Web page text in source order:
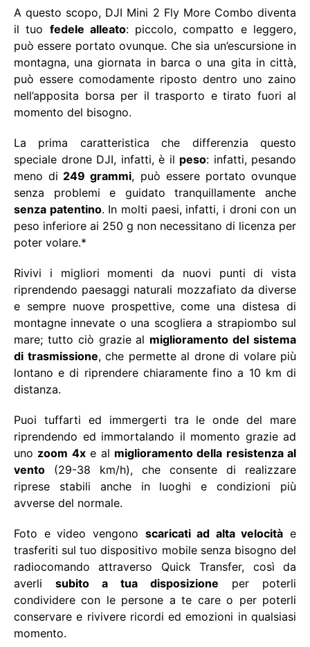
A questo scopo, DJI Mini 2 Fly More Combo diventa
il tuo fedele alleato: piccolo, compatto e leggero,
può essere portato ovunque. Che sia un’escursione in
montagna, una giornata in barca o una gita in città,
può essere comodamente riposto dentro uno zaino
nell’apposita borsa per il trasporto e tirato fuori al
momento del bisogno.
La prima caratteristica che differenzia questo
speciale drone DJI, infatti, è il peso: infatti, pesando
meno di 249 grammi, può essere portato ovunque
senza problemi e guidato tranquillamente anche
senza patentino. In molti paesi, infatti, i droni con un
peso inferiore ai 250 g non necessitano di licenza per
poter volare.*
Rivivi i migliori momenti da nuovi punti di vista
riprendendo paesaggi naturali mozzafiato da diverse
e sempre nuove prospettive, come una distesa di
montagne innevate o una scogliera a strapiombo sul
mare; tutto ciò grazie al miglioramento del sistema
di trasmissione, che permette al drone di volare più
lontano e di riprendere chiaramente fino a 10 km di
distanza.
Puoi tuffarti ed immergerti tra le onde del mare
riprendendo ed immortalando il momento grazie ad
uno zoom 4xe al miglioramento della resistenza al
vento (29-38 km/h), che consente di realizzare
riprese stabili anche in luoghi e condizioni più
avverse del normale.
Foto e video vengono scaricati ad alta velocità e
trasferiti sul tuo dispositivo mobile senza bisogno del
radiocomando attraverso Quick Transfer, così da
averli subito a tua disposizione per poterli
condividere con le persone a te care o per poterli
conservare e rivivere ricordi ed emozioni in qualsiasi
momento.